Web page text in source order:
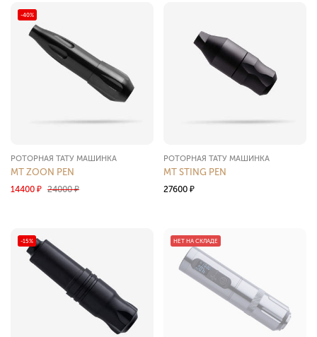
РОТОРНАЯ ТАТУ МАШИНКА
MT ZOON PEN
14400 ₽ 24000₽
-40%
РОТОРНАЯ ТАТУ МАШИНКА
MT STING PEN
27600 ₽
-15% НЕТ НА СКЛАДЕ